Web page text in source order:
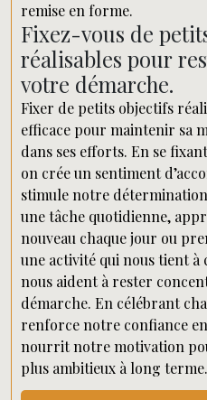
remise en forme.
Fixez-vous de
réalisables pour
votre démarche.
Fixer de petits objectifs
efficace pour maintenir sa
dans ses efforts. En se
on crée un sentiment
stimule notre
une tâche quotidienne,
nouveau chaque jour ou
une activité qui nous tient
nous aident à rester
démarche. En célébrant
renforce notre confiance
nourrit notre motivation
plus ambitieux à long terme.